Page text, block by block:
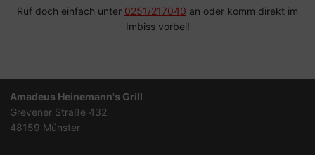
Ruf doch einfach unter 0251/217040 an oder komm direkt im
Imbiss vorbei!
Amadeus Heinemann's Grill
Grevener Straße 432
48159 Münster